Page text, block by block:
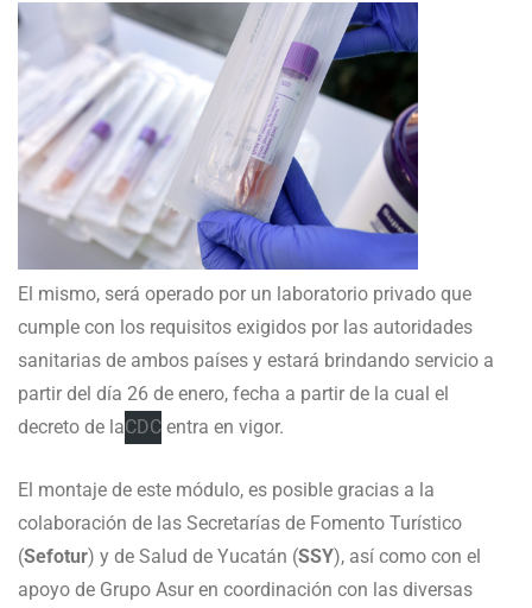
El mismo, será operado por un laboratorio privado que
cumple con los requisitos exigidos por las autoridades
sanitarias de ambos países y estará brindando servicio a
partir del día 26 de enero, fecha a partir de la cual el
decreto de laCDC entra en vigor.
El montaje de este módulo, es posible gracias a la
colaboración de las Secretarías de Fomento Turístico
(Sefotur) y de Salud de Yucatán (SSY), así como con el
apoyo de Grupo Asur en coordinación con las diversas